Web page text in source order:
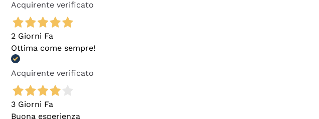
Acquirente verificato
2 Giorni Fa
Ottima come sempre!
Acquirente verificato
3 Giorni Fa
Buona esperienza